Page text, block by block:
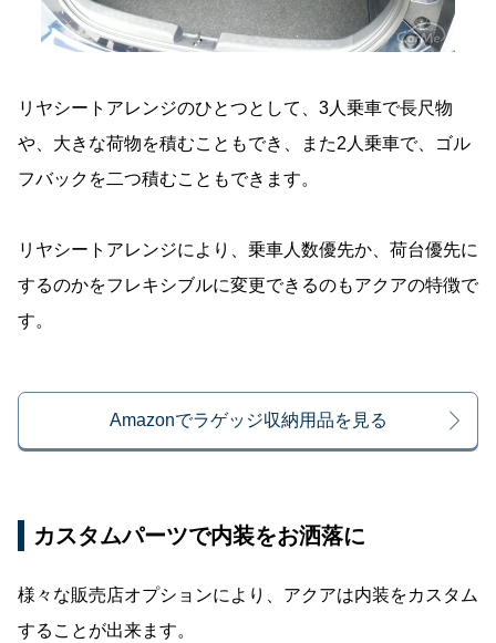
リヤシートアレンジのひとつとして、3人乗車で長尺物
や、大きな荷物を積むこともでき、また2人乗車で、ゴル
フバックを二つ積むこともできます。
リヤシートアレンジにより、乗車人数優先か、荷台優先に
するのかをフレキシブルに変更できるのもアクアの特徴で
す。
Amazonでラゲッジ収納用品を見る
カスタムパーツで内装をお洒落に
様々な販売店オプションにより、アクアは内装をカスタム
することが出来ます。